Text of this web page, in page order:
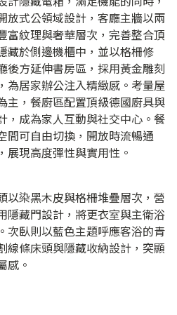
放式公領域設計，客廳主牆以兩
富紋理與奢華層次，完善整合頂
藏於側邊機櫃中，並以格柵修
後方延伸書房區，採用黃金雕刻
為居家辦公注入精緻感。考量屋
主，餐廚區配置頂級德國廚具與
，成為家人互動與社交中心。餐
間可自由切換，開放時流暢通
展現高度彈性與實用性。
以染黑木皮與格柵堆疊層次，營
隱藏門設計，將更衣室與主衛浴
次臥則以藍色主題呼應客浴的青
線條床頭與隱藏收納設計，突顯
感。